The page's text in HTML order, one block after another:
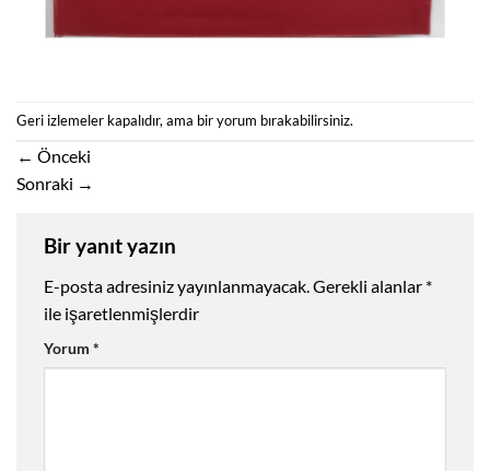
Geri izlemeler kapalıdır, ama bir yorum bırakabilirsiniz.
← Önceki
Sonraki →
Bir yanıt yazın
E-posta adresiniz yayınlanmayacak.Gerekli alanlar *
ile işaretlenmişlerdir
Yorum *